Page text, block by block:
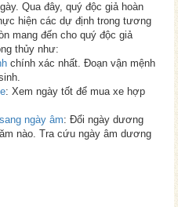
Qua đây, quý độc giả hoàn
hiện các dự định trong tương
mang đến cho quý độc giả
thủy như:
chính xác nhất. Đoạn vận mệnh
: Xem ngày tốt để mua xe hợp
ngày âm: Đổi ngày dương
nào. Tra cứu ngày âm dương